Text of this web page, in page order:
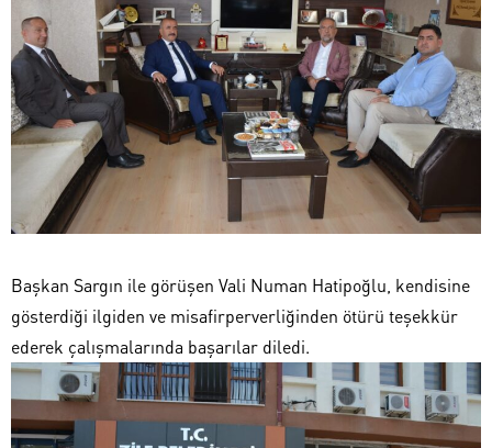
Başkan Sargın ile görüşen Vali Numan Hatipoğlu, kendisine
gösterdiği ilgiden ve misafirperverliğinden ötürü teşekkür
ederek çalışmalarında başarılar diledi.